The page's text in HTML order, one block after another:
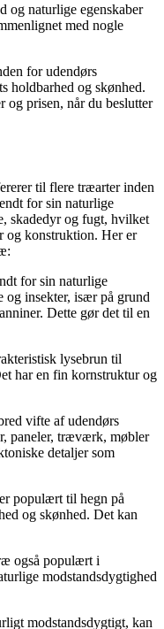
og naturlige egenskaber
med nogle
for udendørs
holdbarhed og skønhed.
og prisen, når du beslutter
til flere træarter inden
for sin naturlige
skadedyr og fugt, hvilket
og konstruktion. Her er
for sin naturlige
og insekter, især på grund
Dette gør det til en
lysebrun til
har en fin kornstruktur og
vifte af udendørs
paneler, træværk, møbler
detaljer som
populært til hegn på
og skønhed. Det kan
også populært i
modstandsdygtighed
modstandsdygtigt, kan